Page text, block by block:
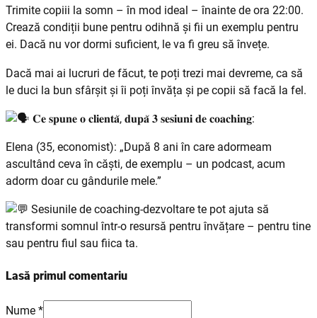
Trimite copiii la somn – în mod ideal – înainte de ora 22:00.
Crează condiții bune pentru odihnă și fii un exemplu pentru
ei. Dacă nu vor dormi suficient, le va fi greu să învețe.
Dacă mai ai lucruri de făcut, te poți trezi mai devreme, ca să
le duci la bun sfârșit și îi poți învăța și pe copii să facă la fel.
𝐂𝐞 𝐬𝐩𝐮𝐧𝐞 𝐨 𝐜𝐥𝐢𝐞𝐧𝐭𝐚̆, 𝐝𝐮𝐩𝐚̆ 𝟑 𝐬𝐞𝐬𝐢𝐮𝐧𝐢 𝐝𝐞 𝐜𝐨𝐚𝐜𝐡𝐢𝐧𝐠:
Elena (35, economist): „După 8 ani în care adormeam
ascultând ceva în căști, de exemplu – un podcast, acum
adorm doar cu gândurile mele.”
Sesiunile de coaching-dezvoltare te pot ajuta să
transformi somnul într-o resursă pentru învățare – pentru tine
sau pentru fiul sau fiica ta.
Lasă primul comentariu
Nume *